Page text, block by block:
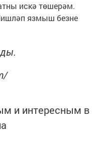
искә төшерәм.
язмыш безне
и интересным в